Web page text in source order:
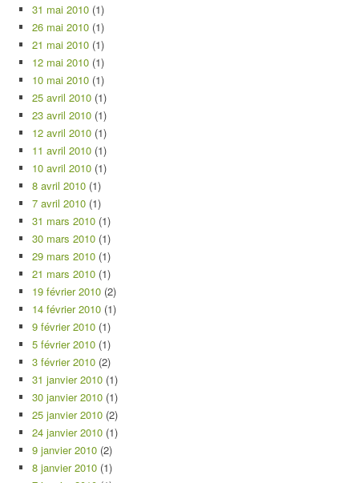
31 mai 2010 (1)
26 mai 2010 (1)
21 mai 2010 (1)
12 mai 2010 (1)
10 mai 2010 (1)
25 avril 2010 (1)
23 avril 2010 (1)
12 avril 2010 (1)
11 avril 2010 (1)
10 avril 2010 (1)
8 avril 2010 (1)
7 avril 2010 (1)
31 mars 2010 (1)
30 mars 2010 (1)
29 mars 2010 (1)
21 mars 2010 (1)
19 février 2010 (2)
14 février 2010 (1)
9 février 2010 (1)
5 février 2010 (1)
3 février 2010 (2)
31 janvier 2010 (1)
30 janvier 2010 (1)
25 janvier 2010 (2)
24 janvier 2010 (1)
9 janvier 2010 (2)
8 janvier 2010 (1)